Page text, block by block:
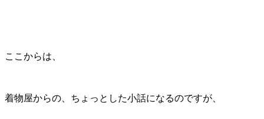
ここからは、
着物屋からの、ちょっとした小話になるのですが、